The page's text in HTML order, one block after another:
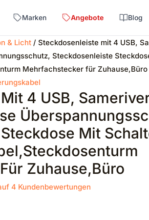
Marken Angebote Blog
& Licht/ Steckdosenleiste mit 4 USB,
Steckdosenleiste
Mehrfachstecker für Zuhause,Büro
4 USB,
Mit
Zuhause,Büro
4 Kundenbewertungen